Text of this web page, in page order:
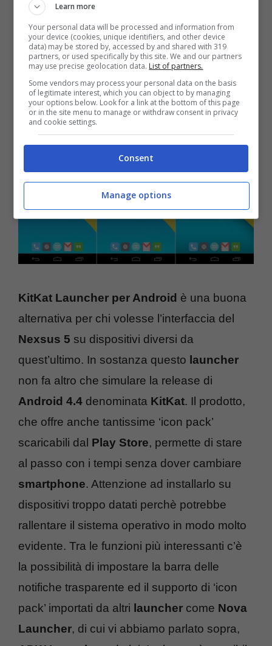
3) KitKat 4.4 Launcher per Android
KitKat Launcher per Android è una buona
alternativa per chi volesse l’interfaccia del
Nexsus 5 su dispositivi diversi da
quest’ultimo. In sostanza questo launcher
non fa altro che simulare la release di
Android 4.4 denominata KitKat. Il prodotto,
che offre anche tantissime ‘icon pack’
scaricabili dal Play Store, permette di stare
al passo con i tempi senza dover cambiare
smartphone. Attenzione ad installarlo su
dispositivi troppo datati perchè potrebbe
rallentare il sistema operativo in modo molto
evidente. Tra le funzioni più interessanti c’è
la possibilità di impostare la barra delle
notifiche trasparente ed il supporto di ‘icon
pack’ importati da altri launcher come Nova
Launcher, di cui vi abbiamo parlato sopra,
Learn more
Your personal data will be processed and information from
your device (cookies, unique identifiers, and other device
data) may be stored by, accessed by and shared with 319
partners, or used specifically by this site. We and our partners
may use precise geolocation data. List of partners.
Some vendors may process your personal data on the basis
of legitimate interest, which you can object to by managing
your options below. Look for a link at the bottom of this page
or in the site menu to manage or withdraw consent in privacy
and cookie settings.
Consent
Manage options